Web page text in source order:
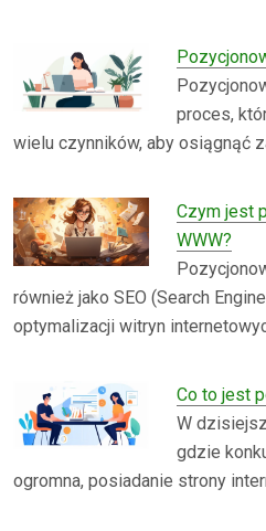
proces,
wielu czynników, aby osiągnąć
Czym jest
WWW?
również jako SEO (Search
optymalizacji witryn
Co to jest
W
gdzie
ogromna, posiadanie strony